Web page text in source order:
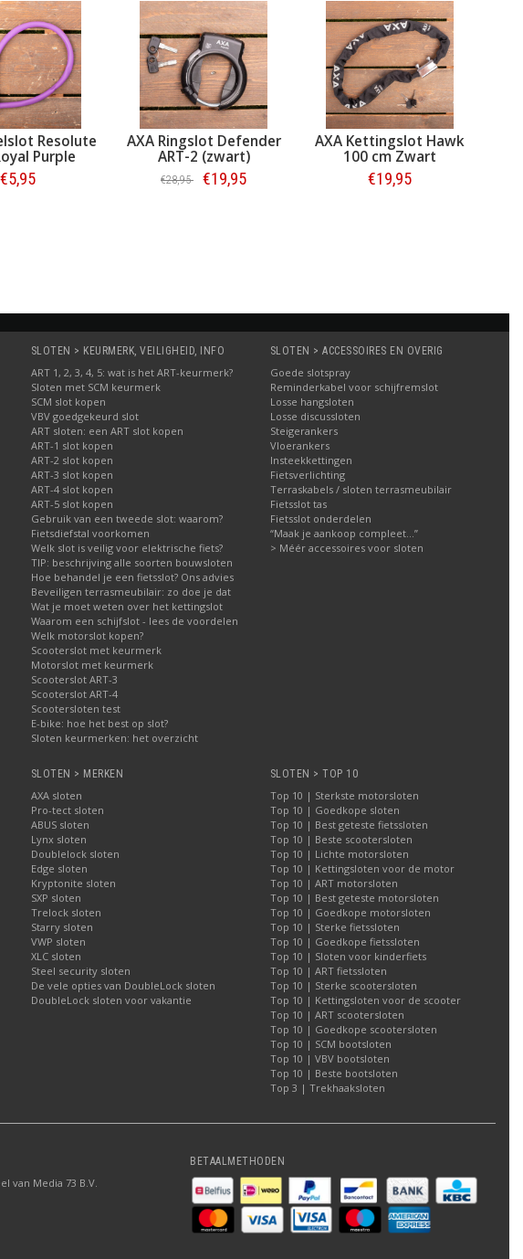
Resolute
Purple
€5,95
AXA Ringslot Defender
ART-2 (zwart)
€28,95 €19,95
AXA Kettingslot Hawk
100 cm Zwart
€19,95
SLOTEN > KEURMERK, VEILIGHEID, INFO
ART 1, 2, 3, 4, 5: wat is het ART-keurmerk?
Sloten met SCM keurmerk
SCM slot kopen
VBV goedgekeurd slot
ART sloten: een ART slot kopen
ART-1 slot kopen
ART-2 slot kopen
ART-3 slot kopen
ART-4 slot kopen
ART-5 slot kopen
Gebruik van een tweede slot: waarom?
Fietsdiefstal voorkomen
Welk slot is veilig voor elektrische fiets?
TIP: beschrijving alle soorten bouwsloten
Hoe behandel je een fietsslot? Ons advies
Beveiligen terrasmeubilair: zo doe je dat
Wat je moet weten over het kettingslot
Waarom een schijfslot - lees de voordelen
Welk motorslot kopen?
Scooterslot met keurmerk
Motorslot met keurmerk
Scooterslot ART-3
Scooterslot ART-4
Scootersloten test
E-bike: hoe het best op slot?
Sloten keurmerken: het overzicht
SLOTEN > ACCESSOIRES EN OVERIG
Goede slotspray
Reminderkabel voor schijfremslot
Losse hangsloten
Losse discussloten
Steigerankers
Vloerankers
Insteekkettingen
Fietsverlichting
Terraskabels / sloten terrasmeubilair
Fietsslot tas
Fietsslot onderdelen
“Maak je aankoop compleet…”
> Méér accessoires voor sloten
SLOTEN > MERKEN
AXA sloten
Pro-tect sloten
ABUS sloten
Lynx sloten
Doublelock sloten
Edge sloten
Kryptonite sloten
SXP sloten
Trelock sloten
Starry sloten
VWP sloten
XLC sloten
Steel security sloten
De vele opties van DoubleLock sloten
DoubleLock sloten voor vakantie
SLOTEN > TOP 10
Top 10 | Sterkste motorsloten
Top 10 | Goedkope sloten
Top 10 | Best geteste fietssloten
Top 10 | Beste scootersloten
Top 10 | Lichte motorsloten
Top 10 | Kettingsloten voor de motor
Top 10 | ART motorsloten
Top 10 | Best geteste motorsloten
Top 10 | Goedkope motorsloten
Top 10 | Sterke fietssloten
Top 10 | Goedkope fietssloten
Top 10 | Sloten voor kinderfiets
Top 10 | ART fietssloten
Top 10 | Sterke scootersloten
Top 10 | Kettingsloten voor de scooter
Top 10 | ART scootersloten
Top 10 | Goedkope scootersloten
Top 10 | SCM bootsloten
Top 10 | VBV bootsloten
Top 10 | Beste bootsloten
Top 3 | Trekhaaksloten
van Media 73 B.V.
BETAALMETHODEN